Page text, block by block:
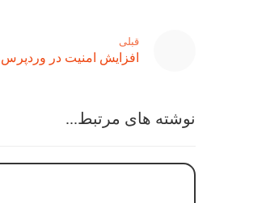
قبلی
افزایش امنیت در وردپرس
نوشته های مرتبط...